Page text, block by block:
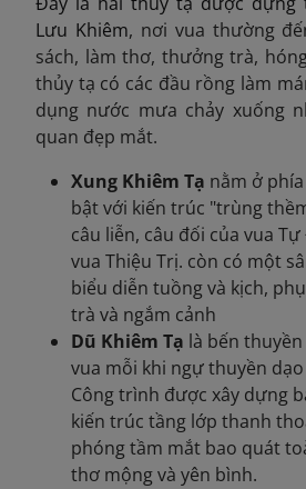
Lưu Khiêm, nơi vua thường
sách, làm thơ, thưởng trà,
thủy tạ có các đầu rồng làm
dụng nước mưa chảy xuống
quan đẹp mắt.
Xung Khiêm Tạ nằm ở
bật với kiến trúc "trùng
câu liễn, câu đối của vua
vua Thiệu Trị. còn có một
biểu diễn tuồng và kịch,
trà và ngắm cảnh
Dũ Khiêm Tạ là bến
vua mỗi khi ngự thuyền
Công trình được xây dựng
kiến trúc tầng lớp thanh
phóng tầm mắt bao quát
thơ mộng và yên bình.